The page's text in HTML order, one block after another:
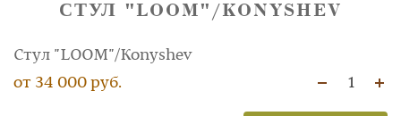
СТУЛ "LOOM"/KONYSHEV
Стул "LOOM"/Konyshev
от 34 000 руб.
1